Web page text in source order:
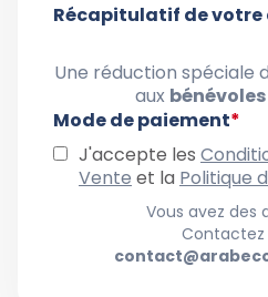
Récapitulatif de
Une réduction spéciale
aux bénévoles
Mode de paiement*
J'accepte les
Vente et la Politique
Vous avez des
Contactez